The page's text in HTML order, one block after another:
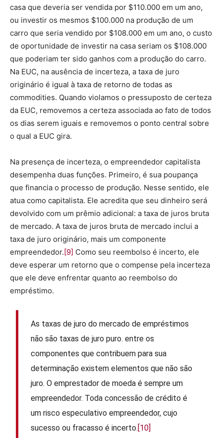
casa que deveria ser vendida por $110.000 em um ano,
ou investir os mesmos $100.000 na produção de um
carro que seria vendido por $108.000 em um ano, o custo
de oportunidade de investir na casa seriam os $108.000
que poderiam ter sido ganhos com a produção do carro.
Na EUC, na ausência de incerteza, a taxa de juro
originário é igual à taxa de retorno de todas as
commodities. Quando violamos o pressuposto de certeza
da EUC, removemos a certeza associada ao fato de todos
os dias serem iguais e removemos o ponto central sobre
o qual a EUC gira.
Na presença de incerteza, o empreendedor capitalista
desempenha duas funções. Primeiro, é sua poupança
que financia o processo de produção. Nesse sentido, ele
atua como capitalista. Ele acredita que seu dinheiro será
devolvido com um prêmio adicional: a taxa de juros bruta
de mercado. A taxa de juros bruta de mercado inclui a
taxa de juro originário, mais um componente
empreendedor. [9] Como seu reembolso é incerto, ele
deve esperar um retorno que o compense pela incerteza
que ele deve enfrentar quanto ao reembolso do
empréstimo.
As taxas de juro do mercado de empréstimos
não são taxas de juro puro. entre os
componentes que contribuem para sua
determinação existem elementos que não são
juro. O emprestador de moeda é sempre um
empreendedor. Toda concessão de crédito é
um risco especulativo empreendedor, cujo
sucesso ou fracasso é incerto.[10]